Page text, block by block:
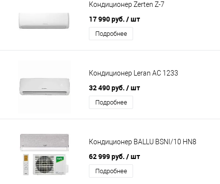
Кондиционер Zerten Z-7
17 990 руб. / шт
Подробнее
Кондиционер Leran AC 1233
32 490 руб. / шт
Подробнее
Кондиционер BALLU BSNI/10 HN8
62 999 руб. / шт
Подробнее